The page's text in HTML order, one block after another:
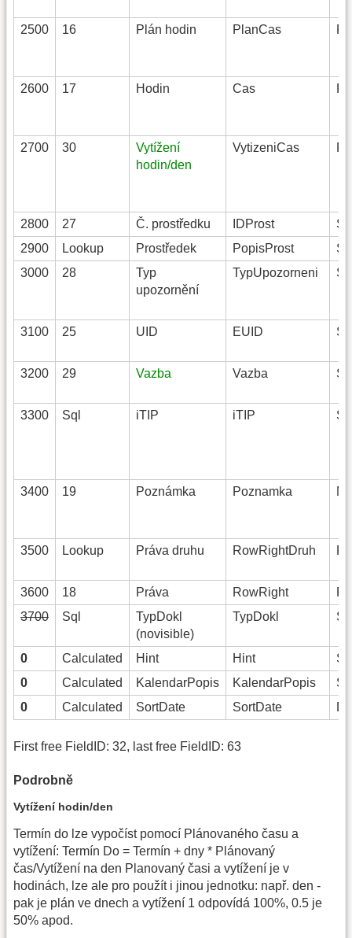
2500 16 Plán hodin PlanCas
2600 17 Hodin Cas
2700 30
Vytížení
hodin/den
VytizeniCas
2800 27 Č. prostředku IDProst
2900
Lookup Prostředek PopisProst
3000
28
Typ
upozornění
TypUpozorneni
3100 25 UID EUID
3200 29 Vazba Vazba
3300 Sql iTIP iTIP
3400 19 Poznámka Poznamka
3500 Lookup Práva druhu RowRightDruh
3600 18 Práva RowRight
3700
Sql
TypDokl
(novisible)
TypDokl
0 Calculated Hint Hint
0
Calculated KalendarPopis KalendarPopis
0
Calculated SortDate SortDate
First free FieldID: 32, last free FieldID: 63
Podrobně
Vytížení hodin/den
Termín do lze vypočíst pomocí Plánovaného času a
vytížení: Termín Do = Termín + dny * Plánovaný
čas/Vytížení na den Planovaný časi a vytížení je v
hodinách, lze ale pro použít i jinou jednotku: např. den -
pak je plán ve dnech a vytížení 1 odpovídá 100%, 0.5 je
50% apod.